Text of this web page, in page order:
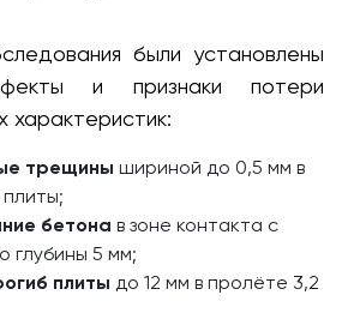
были установлены
и признаки потери
характеристик:
трещины шириной до 0,5 мм в
бетона в зоне контакта с
глубины 5 мм;
плиты до 12 мм в пролёте 3,2